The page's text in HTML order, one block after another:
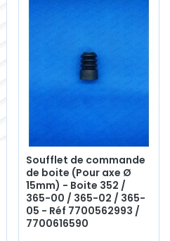
Soufflet de commande
de boite (Pour axe Ø
15mm) - Boite 352 /
365-00 / 365-02 / 365-
05 - Réf 7700562993 /
7700616590